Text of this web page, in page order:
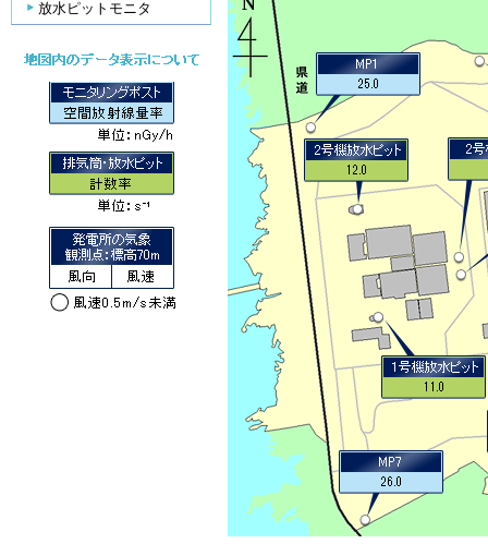
放水ピットモニタ